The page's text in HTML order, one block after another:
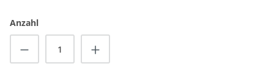
Anzahl
Produkt Anzahl: Gib den gewünschten